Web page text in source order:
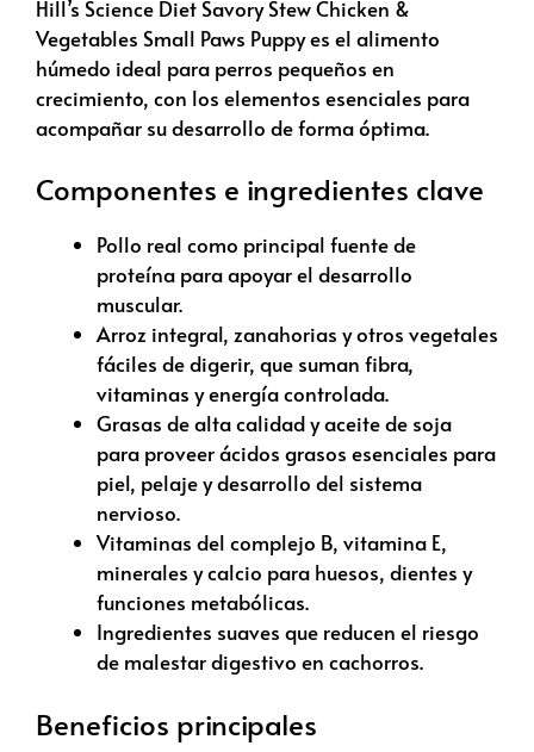
Hill’s Science Diet Savory Stew Chicken &
Vegetables Small Paws Puppy es el alimento
húmedo ideal para perros pequeños en
crecimiento, con los elementos esenciales para
acompañar su desarrollo de forma óptima.
Componentes e ingredientes clave
Pollo real como principal fuente de
proteína para apoyar el desarrollo
muscular.
Arroz integral, zanahorias y otros vegetales
fáciles de digerir, que suman fibra,
vitaminas y energía controlada.
Grasas de alta calidad y aceite de soja
para proveer ácidos grasos esenciales para
piel, pelaje y desarrollo del sistema
nervioso.
Vitaminas del complejo B, vitamina E,
minerales y calcio para huesos, dientes y
funciones metabólicas.
Ingredientes suaves que reducen el riesgo
de malestar digestivo en cachorros.
Beneficios principales